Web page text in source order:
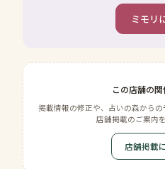
ミモリ
この店舗の
掲載情報の修正や、占いの森からの
店舗掲載のご案内
店舗掲載